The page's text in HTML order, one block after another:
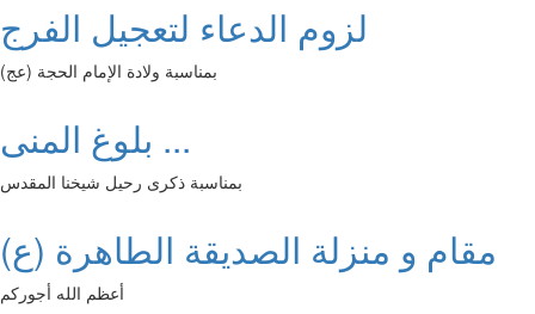
لزوم الدعاء لتعجيل الفرج
بمناسبة ولادة الإمام الحجة (عج)
بلوغ المنى ...
بمناسبة ذكرى رحيل شيخنا المقدس
مقام و منزلة الصديقة الطاهرة (ع)
أعظم الله أجوركم